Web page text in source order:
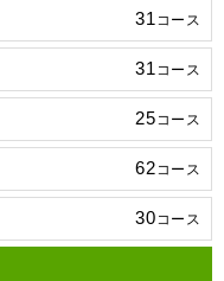
31 コース
31 コース
25コース
62コース
30コース